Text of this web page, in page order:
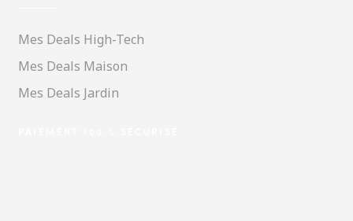
Mes Deals High-Tech
Mes Deals Maison
Mes Deals Jardin